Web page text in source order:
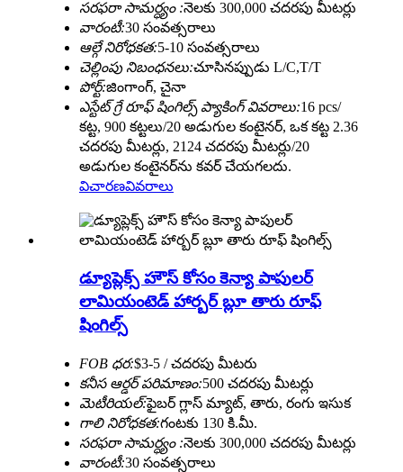
సరఫరా సామర్ధ్యం :నెలకు 300,000 చదరపు మీటర్లు
వారంటీ:30 సంవత్సరాలు
ఆల్గే నిరోధకత:5-10 సంవత్సరాలు
చెల్లింపు నిబంధనలు:చూసినప్పుడు L/C,T/T
పోర్ట్:జింగాంగ్, చైనా
ఎస్టేట్ గ్రే రూఫ్ షింగిల్స్ ప్యాకింగ్ వివరాలు:16 pcs/
కట్ట, 900 కట్టలు/20 అడుగుల కంటైనర్, ఒక కట్ట 2.36
చదరపు మీటర్లు, 2124 చదరపు మీటర్లు/20
అడుగుల కంటైనర్‌ను కవర్ చేయగలదు.
విచారణవివరాలు
డ్యూప్లెక్స్ హౌస్ కోసం కెన్యా పాపులర్
లామియంటెడ్ హార్బర్ బ్లూ తారు రూఫ్
షింగిల్స్
FOB ధర:$3-5 / చదరపు మీటరు
కనీస ఆర్డర్ పరిమాణం:500 చదరపు మీటర్లు
మెటీరియల్:ఫైబర్ గ్లాస్ మ్యాట్, తారు, రంగు ఇసుక
గాలి నిరోధకత:గంటకు 130 కి.మీ.
సరఫరా సామర్ధ్యం :నెలకు 300,000 చదరపు మీటర్లు
వారంటీ:30 సంవత్సరాలు